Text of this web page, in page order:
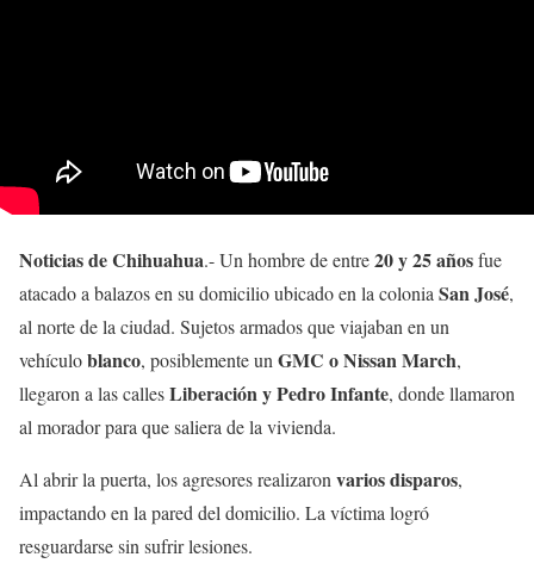
Noticias de Chihuahua.- Un hombre de entre20 y 25 añosfue
atacado a balazos en su domicilio ubicado en la colonia San José,
al norte de la ciudad. Sujetos armados que viajaban en un
vehículoblanco, posiblemente un GMC o Nissan March,
llegaron a las callesLiberación y Pedro Infante, donde llamaron
al morador para que saliera de la vivienda.
Al abrir la puerta, los agresores realizaron varios disparos,
impactando en la pared del domicilio. La víctima logró
resguardarse sin sufrir lesiones.